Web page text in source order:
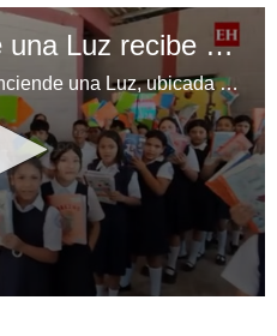
Escuela Enciende una Luz recibe cuadernos Quick, gracias a la Maratón del Saber
Los niños de la escuela Enciende una Luz, ubicada en la colonia Altos de Santa Rosa, al sur de Tegucigalpa, recibieron cuadernos Quick como parte de la Campaña Maratón del Saber.